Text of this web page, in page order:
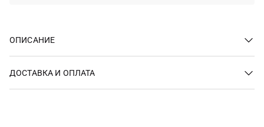
ОПИСАНИЕ
ДОСТАВКА И ОПЛАТА